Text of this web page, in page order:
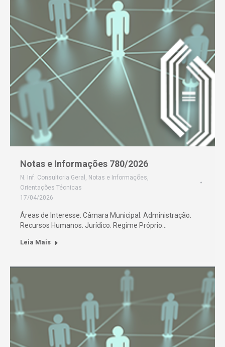
Notas e Informações 780/2026
N. Inf. Consultoria Geral , Notas e Informações,
Orientações Técnicas
17/04/2026
Áreas de Interesse: Câmara Municipal. Administração.
Recursos Humanos. Jurídico. Regime Próprio…
Leia Mais